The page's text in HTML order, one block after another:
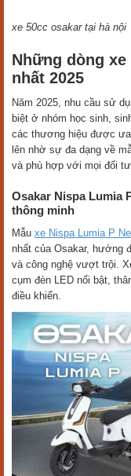
xe 50cc osakar tại hà nội
Những dòng
nhất 2025
Năm 2025, nhu cầu sử
biệt ở nhóm học sinh,
các thương hiệu được ưa
lên nhờ sự đa dạng về
và phù hợp với mọi đối
Osakar Nispa Lumia
thông minh
Mẫu xe Nispa Lumia P
nhất của Osakar, hướng
và công nghệ vượt trội.
cụm đèn LED nổi bật,
điều khiển.